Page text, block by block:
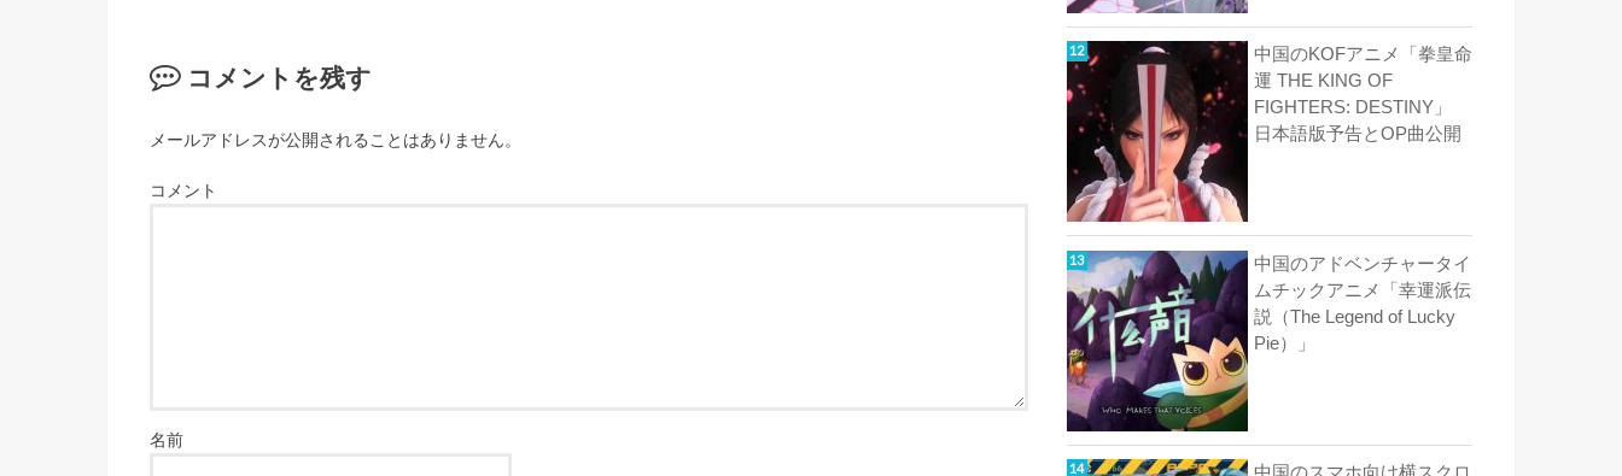
コメントを残す
メールアドレスが公開されることはありません。
コメント
名前
中国のKOFアニメ「拳皇命
運 THE KING OF
FIGHTERS: DESTINY」
日本語版予告とOP曲公開
中国のアドベンチャータイ
ムチックアニメ「幸運派伝
説（The Legend of Lucky
Pie）」
中国のスマホ向け横スクロ